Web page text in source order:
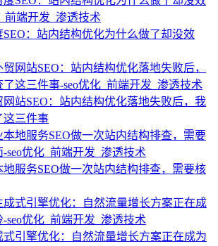
SEO：站内结构优化为什么做了却没效
网站SEO：站内结构优化落地失败后，我
这三件事
地服务SEO做一次站内结构排查，需要核
式引擎优化：自然流量增长方案正在成为